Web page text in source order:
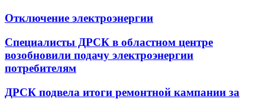
Отключение электроэнергии
Специалисты ДРСК в областном центре
возобновили подачу электроэнергии
потребителям
ДРСК подвела итоги ремонтной кампании за